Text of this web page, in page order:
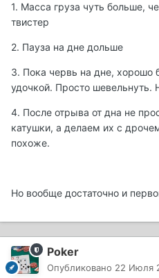
1. Масса груза чуть больше,
твистер
2. Пауза на дне дольше
3. Пока червь на дне, хорошо
удочкой. Просто шевельнуть.
4. После отрыва от дна не
катушки, а делаем их с
похоже.
Но вообще достаточно и
Poker
Опубликовано 22 Июля